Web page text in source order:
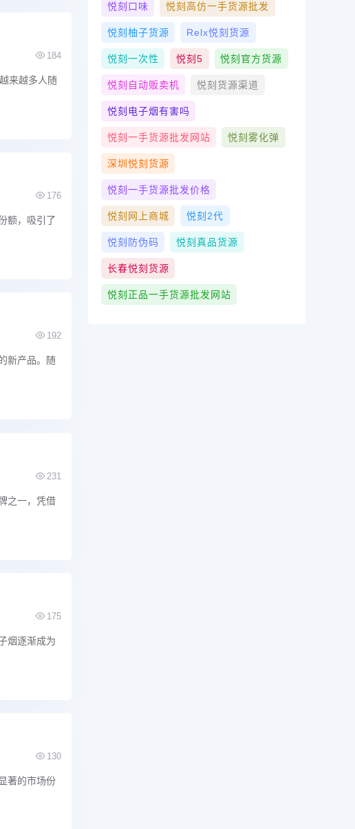
184
来越多人随
176
额，吸引了
192
新产品。随
231
之一，凭借
175
烟逐渐成为
130
著的市场份
悦刻口味 悦刻高仿一手货源批发
悦刻柚子货源 Relx悦刻货源
悦刻一次性 悦刻5 悦刻官方货源
悦刻自动贩卖机 悦刻货源渠道
悦刻电子烟有害吗
悦刻一手货源批发网站 悦刻雾化弹
深圳悦刻货源
悦刻一手货源批发价格
悦刻网上商城 悦刻2代
悦刻防伪码 悦刻真品货源
长春悦刻货源
悦刻正品一手货源批发网站